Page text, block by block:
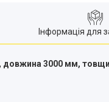
Інформація для
довжина 3000 мм,